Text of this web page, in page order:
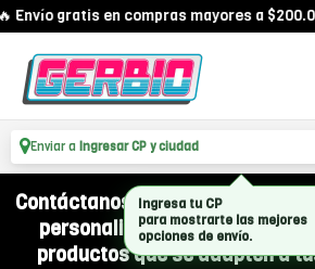
Envío gratis en compras mayores a
Enviar a Ingresar CP y ciudad
Contáctanos por WhatsApp y
personalizado para equipar a
productos que se adapten a
Ingresa tu CP
para mostrarte las mejores
opciones de envío.